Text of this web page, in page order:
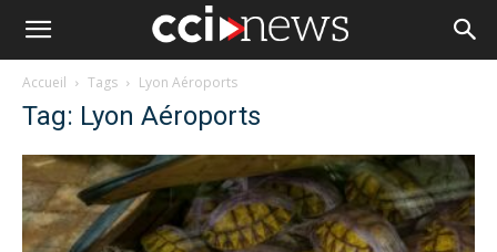
Accueil Tags Lyon Aéroports
Tag: Lyon Aéroports